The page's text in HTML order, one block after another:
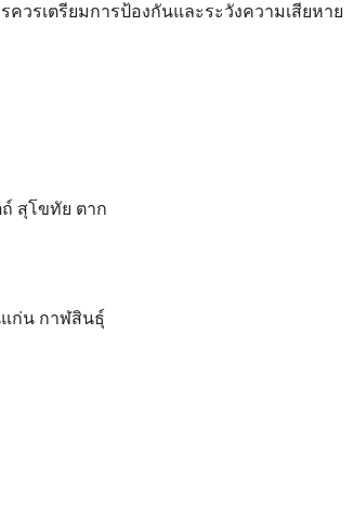
วรเตรียมการป้องกันและระวังความเสียหาย
สุโขทัย ตาก
ก่น กาฬสินธุ์